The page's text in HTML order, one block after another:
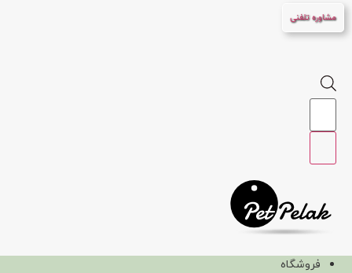
پرش
به
مشاوره تلفنی
Products
فروشگاه